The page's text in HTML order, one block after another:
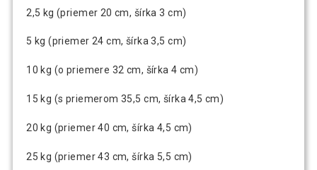
2,5 kg (priemer 20 cm, šírka 3 cm)
5 kg (priemer 24 cm, šírka 3,5 cm)
10 kg (o priemere 32 cm, šírka 4 cm)
15 kg (s priemerom 35,5 cm, šírka 4,5 cm)
20 kg (priemer 40 cm, šírka 4,5 cm)
25 kg (priemer 43 cm, šírka 5,5 cm)